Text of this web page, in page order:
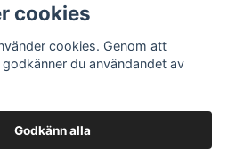
Screwpull
cookies
cookies. Genom att
du användandet av
Godkänn alla